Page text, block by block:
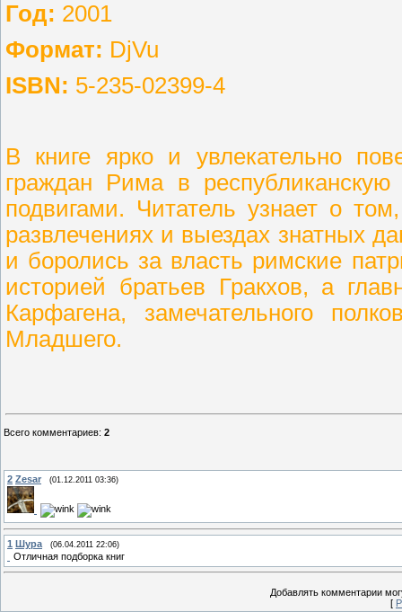
Год: 2001
Формат: DjVu
ISBN: 5-235-02399-4
В книге ярко и увлекательно
граждан Рима в
подвигами. Читатель узнает о
развлечениях и выездах знатных
и боролись за власть римские
историей братьев Гракхов, а
Карфагена, замечательного
Младшего.
Всего комментариев: 2
2 Zesar (01.12.2011 03:36)
1 Шура (06.04.2011 22:06)
Отличная подборка книг
Добавлять комментарии
[